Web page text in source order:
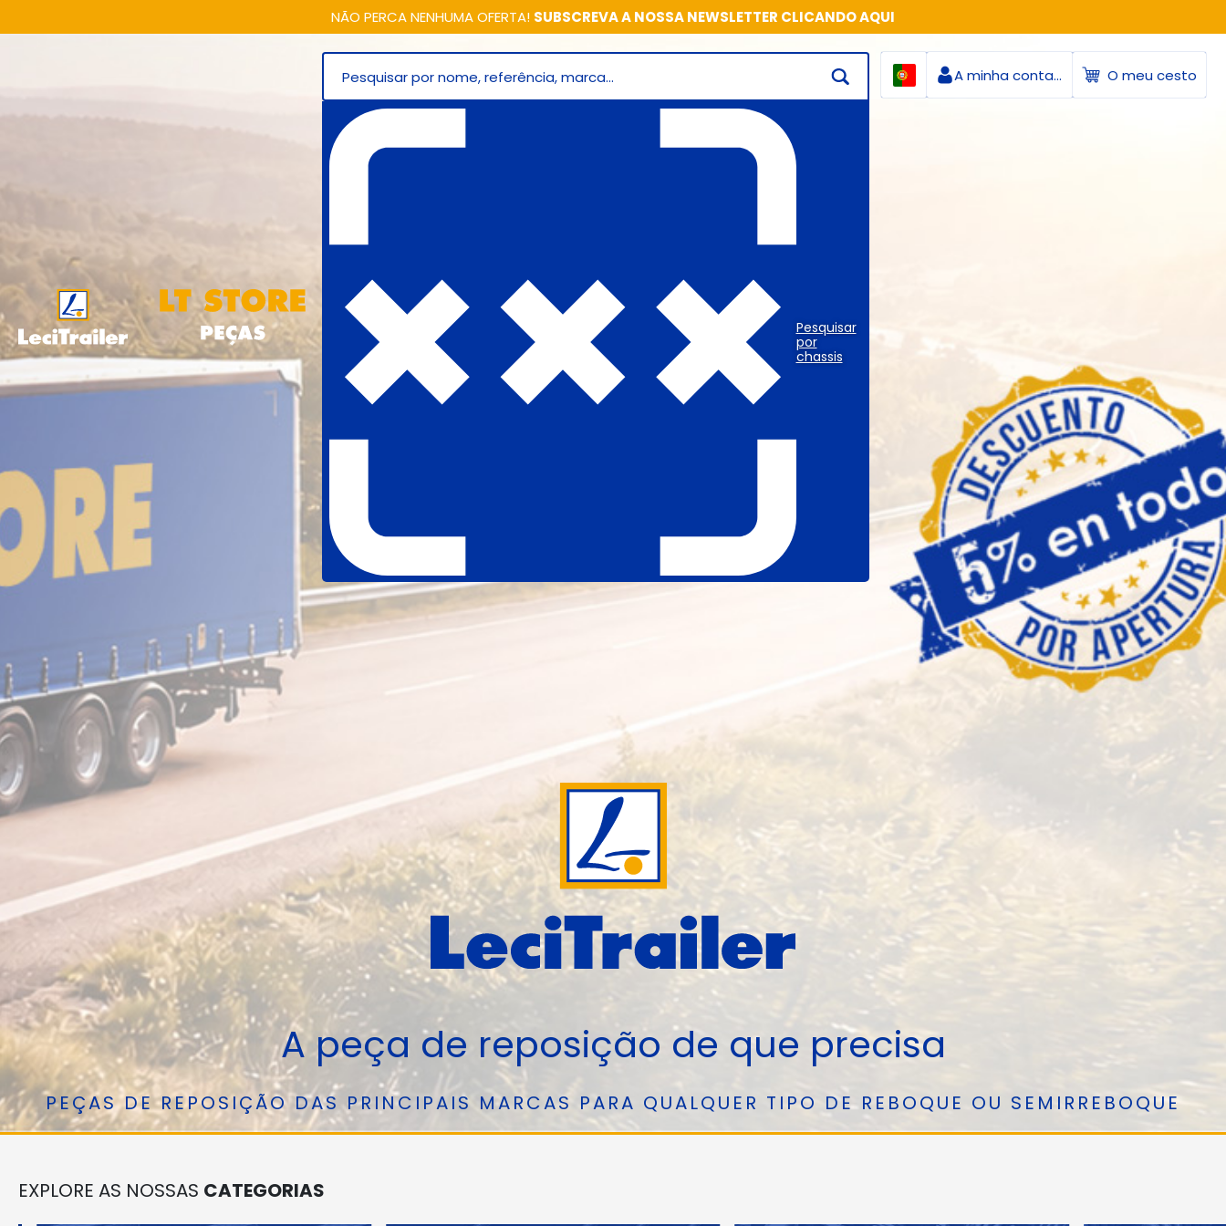
NÃO PERCA NENHUMA OFERTA! SUBSCREVA A NOSSA NEWSLETTER CLICANDO AQUI
Pesquisar
por
chassis
A minha conta LT O meu cesto
A peça de reposição de que precisa
PEÇAS DE REPOSIÇÃO DAS PRINCIPAIS MARCAS PARA QUALQUER TIPO DE REBOQUE OU SEMIRREBOQUE
EXPLORE AS NOSSAS CATEGORIAS